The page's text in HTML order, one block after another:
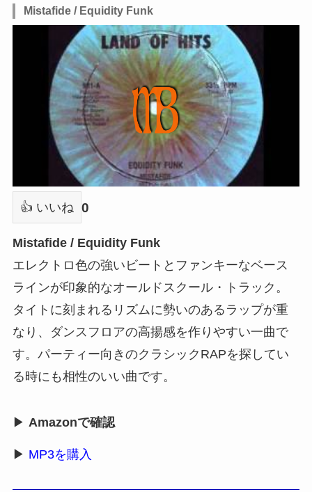
Mistafide / Equidity Funk
👍 いいね 0
Mistafide / Equidity Funk
エレクトロ色の強いビートとファンキーなベース
ラインが印象的なオールドスクール・トラック。
タイトに刻まれるリズムに勢いのあるラップが重
なり、ダンスフロアの高揚感を作りやすい一曲で
す。パーティー向きのクラシックRAPを探してい
る時にも相性のいい曲です。
▶ Amazonで確認
▶ MP3を購入